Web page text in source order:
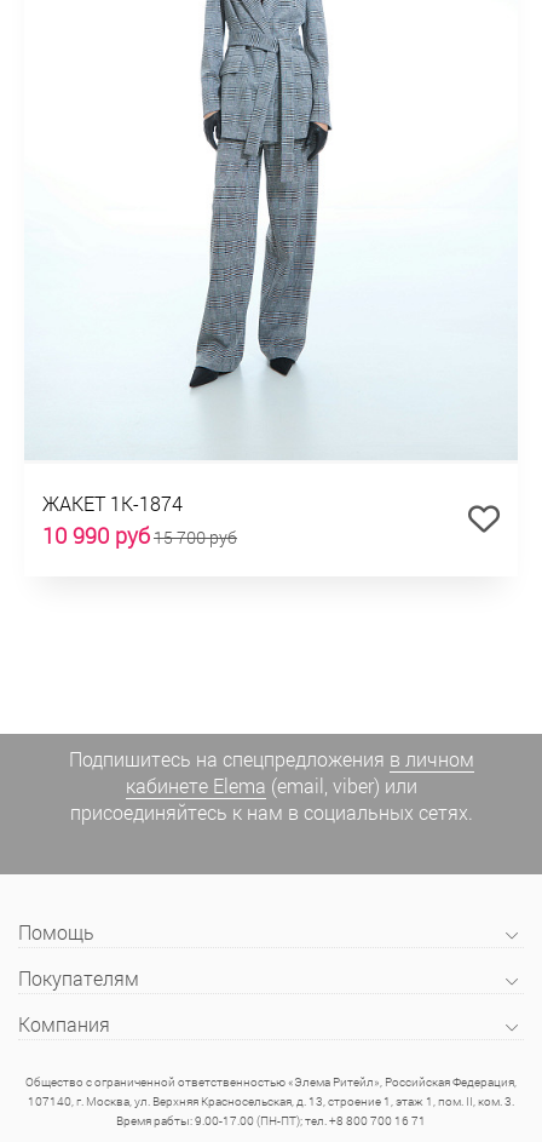
ЖАКЕТ 1К-1874
10 990 руб15 700 руб
Подпишитесь на спецпредложения в личном
кабинете Elema (email, viber) или
присоединяйтесь к нам в социальных сетях.
Помощь
Покупателям
Компания
Общество с ограниченной ответственностью «Элема Ритейл», Российская Федерация,
107140, г. Москва, ул. Верхняя Красносельская, д. 13, строение 1, этаж 1, пом. II, ком. 3.
Время рабты: 9.00-17.00 (ПН-ПТ); тел. +8 800 700 16 71